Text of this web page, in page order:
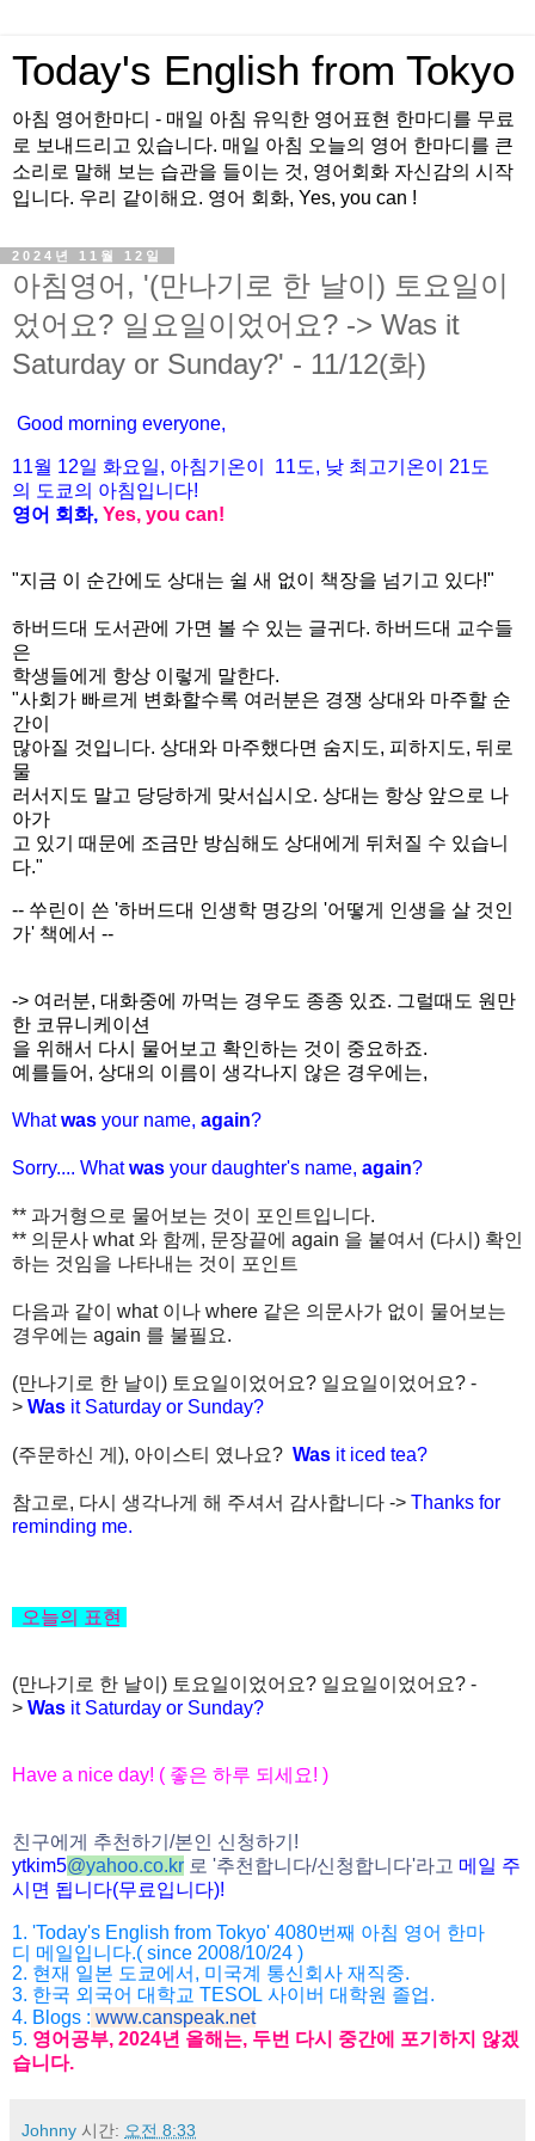
Today's English from Tokyo
아침 영어한마디 - 매일 아침 유익한 영어표현 한마디를 무료
로 보내드리고 있습니다. 매일 아침 오늘의 영어 한마디를 큰
소리로 말해 보는 습관을 들이는 것, 영어회화 자신감의 시작
입니다. 우리 같이해요. 영어 회화, Yes, you can !
2024년 11월 12일
아침영어, '(만나기로 한 날이) 토요일이
었어요? 일요일이었어요? -> Was it
Saturday or Sunday?' - 11/12(화)
Good morning everyone,
11월 12일 화요일, 아침기온이 11도, 낮 최고기온이
21도
의 도쿄의 아침입니다!
영어 회화, Yes, you can!
"지금 이 순간에도 상대는 쉴 새 없이 책장을 넘기고 있다!"
하버드대 도서관에 가면 볼 수 있는 글귀다. 하버드대 교수들
은
학생들에게 항상 이렇게 말한다.
"사회가 빠르게 변화할수록 여러분은 경쟁 상대와 마주할 순
간이
많아질 것입니다. 상대와 마주했다면 숨지도, 피하지도, 뒤로
물
러서지도 말고 당당하게 맞서십시오. 상대는 항상 앞으로 나
아가
고 있기 때문에 조금만 방심해도 상대에게 뒤처질 수 있습니
다."
-- 쑤린이 쓴 '하버드대 인생학 명강의 '어떻게 인생을 살 것인
가' 책에서 --
-> 여러분, 대화중에 까먹는 경우도 종종 있죠. 그럴때도 원만
한 코뮤니케이션
을 위해서 다시 물어보고 확인하는 것이 중요하죠.
예를들어, 상대의 이름이 생각나지 않은 경우에는,
Whatwas your name, again?
Sorry.... Whatwas your daughter's name, again?
** 과거형으로 물어보는 것이 포인트입니다.
** 의문사 what 와 함께, 문장끝에 again 을 붙여서 (다시) 확인
하는 것임을 나타내는 것이 포인트
다음과 같이 what 이나 where 같은 의문사가 없이 물어보는
경우에는 again 를 불필요.
(만나기로 한 날이) 토요일이었어요? 일요일이었어요? -
> Was it Saturday or Sunday?
(주문하신 게), 아이스티 였나요? Was it iced tea?
참고로, 다시 생각나게 해 주셔서 감사합니다 -> Thanks for
reminding me.
오늘의 표현
(만나기로 한 날이) 토요일이었어요? 일요일이었어요? -
> Was it Saturday or Sunday?
Have a nice day! ( 좋은 하루 되세요! )
친구에게 추천하기 /본인 신청하기 !
ytkim5@yahoo.co.kr 로 '추천합니다/신청합니다'라고 메일 주
시면 됩니다(무료입니다)!
1. 'Today's English from Tokyo' 4080번째 아침 영어 한마
디 메일입니다.( since 2008/10/24 )
2. 현재 일본 도쿄에서 , 미국계 통신회사 재직중.
3. 한국 외국어 대학교 TESOL 사이버 대학원 졸업.
4. Blogs : www.canspeak.net
5. 영어공부, 2024년 올해는, 두번 다시 중간에 포기하지 않겠
습니 다.
Johnny 시간: 오전 8:33